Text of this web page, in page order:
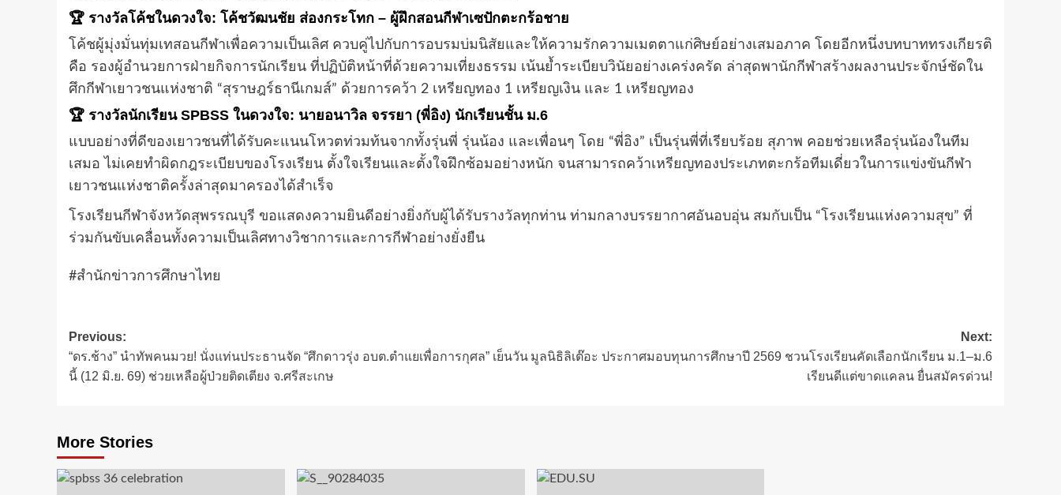
🏆 รางวัลโค้ชในดวงใจ: โค้ชวัฒนชัย ส่องกระโทก – ผู้ฝึกสอนกีฬาเซปักตะกร้อชาย
โค้ชผู้มุ่งมั่นทุ่มเทสอนกีฬาเพื่อความเป็นเลิศ ควบคู่ไปกับการอบรมบ่มนิสัยและให้ความรักความเมตตาแก่ศิษย์อย่างเสมอภาค โดยอีกหนึ่งบทบาททรงเกียรติ
คือ รองผู้อำนวยการฝ่ายกิจการนักเรียน ที่ปฏิบัติหน้าที่ด้วยความเที่ยงธรรม เน้นย้ำระเบียบวินัยอย่างเคร่งครัด ล่าสุดพานักกีฬาสร้างผลงานประจักษ์ชัดใน
ศึกกีฬาเยาวชนแห่งชาติ “สุราษฎร์ธานีเกมส์” ด้วยการคว้า 2 เหรียญทอง 1 เหรียญเงิน และ 1 เหรียญทอง
🏆 รางวัลนักเรียน SPBSS ในดวงใจ: นายอนาวิล จรรยา (พี่อิง) นักเรียนชั้น ม.6
แบบอย่างที่ดีของเยาวชนที่ได้รับคะแนนโหวตท่วมท้นจากทั้งรุ่นพี่ รุ่นน้อง และเพื่อนๆ โดย “พี่อิง” เป็นรุ่นพี่ที่เรียบร้อย สุภาพ คอยช่วยเหลือรุ่นน้องในทีม
เสมอ ไม่เคยทำผิดกฎระเบียบของโรงเรียน ตั้งใจเรียนและตั้งใจฝึกซ้อมอย่างหนัก จนสามารถคว้าเหรียญทองประเภทตะกร้อทีมเดี่ยวในการแข่งขันกีฬา
เยาวชนแห่งชาติครั้งล่าสุดมาครองได้สำเร็จ
โรงเรียนกีฬาจังหวัดสุพรรณบุรี ขอแสดงความยินดีอย่างยิ่งกับผู้ได้รับรางวัลทุกท่าน ท่ามกลางบรรยากาศอันอบอุ่น สมกับเป็น “โรงเรียนแห่งความสุข” ที่
ร่วมกันขับเคลื่อนทั้งความเป็นเลิศทางวิชาการและการกีฬาอย่างยั่งยืน
#สำนักข่าวการศึกษาไทย
Post
navigation
Previous:
“ดร.ช้าง” นำทัพคนมวย! นั่งแท่นประธานจัด “ศึกดาวรุ่ง อบต.ตำแยเพื่อการกุศล” เย็นวัน
นี้ (12 มิ.ย. 69) ช่วยเหลือผู้ป่วยติดเตียง จ.ศรีสะเกษ
Next:
มูลนิธิลิเต๊อะ ประกาศมอบทุนการศึกษาปี 2569 ชวนโรงเรียนคัดเลือกนักเรียน ม.1–ม.6
เรียนดีแต่ขาดแคลน ยื่นสมัครด่วน!
More Stories